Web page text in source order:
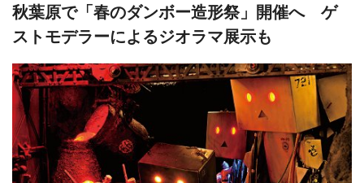
秋葉原で「春のダンボー造形祭」開催へ ゲ
ストモデラーによるジオラマ展示も